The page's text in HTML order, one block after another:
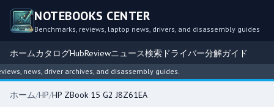
NOTEBOOKS CENTER
Benchmarks, reviews, laptop news, drivers, and disassembly guides
ホームカタログHubReviewニュース検索 ドライバー分解ガイド
news, driver archives, and disassembly guides.
ホーム/HP/HP ZBook 15 G2 J8Z61EA